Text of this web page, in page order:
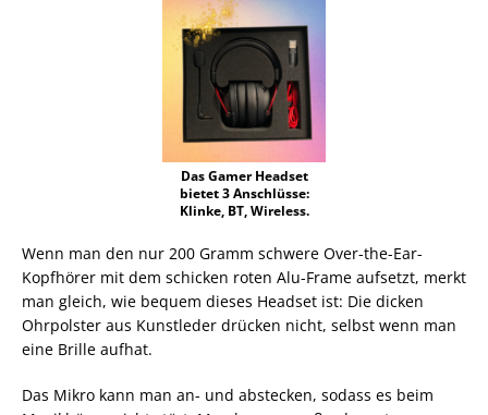
Das Gamer Headset
bietet 3 Anschlüsse:
Klinke, BT, Wireless.
Wenn man den nur 200 Gramm schwere Over-the-Ear-
Kopfhörer mit dem schicken roten Alu-Frame aufsetzt, merkt
man gleich, wie bequem dieses Headset ist: Die dicken
Ohrpolster aus Kunstleder drücken nicht, selbst wenn man
eine Brille aufhat.
Das Mikro kann man an- und abstecken, sodass es beim